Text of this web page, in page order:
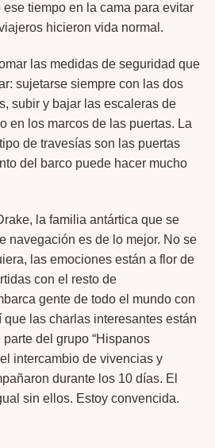
tiempo en la cama para evitar
hicieron vida normal.
las medidas de seguridad que
sujetarse siempre con las dos
subir y bajar las escaleras de
en los marcos de las puertas. La
de travesías son las puertas
del barco puede hacer mucho
la familia antártica que se
navegación es de lo mejor. No se
las emociones están a flor de
con el resto de
gente de todo el mundo con
las charlas interesantes están
del grupo “Hispanos
intercambio de vivencias y
durante los 10 días. El
sin ellos. Estoy convencida.